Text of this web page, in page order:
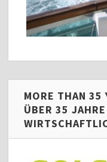
MORE THAN 35
ÜBER 35